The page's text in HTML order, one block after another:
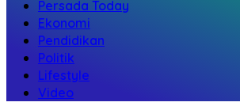
Persada Today
Ekonomi
Pendidikan
Politik
Lifestyle
Video